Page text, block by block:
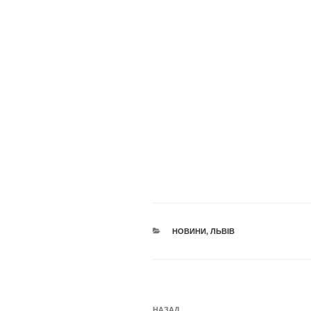
КАТЕГОРІЇ
НОВИНИ, ЛЬВІВ
Навігація